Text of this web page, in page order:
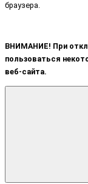
браузера.
ВНИМАНИЕ! При
пользоваться
веб-сайта.